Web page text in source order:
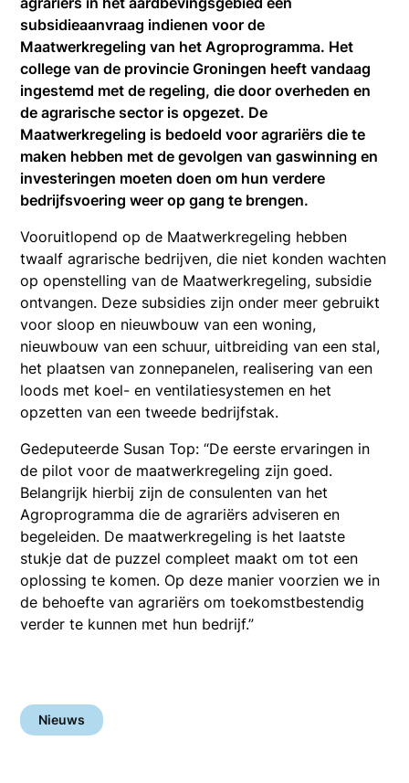
subsidieaanvraag indienen voor de
Maatwerkregeling van het Agroprogramma. Het
college van de provincie Groningen heeft vandaag
ingestemd met de regeling, die door overheden en
de agrarische sector is opgezet. De
Maatwerkregeling is bedoeld voor agrariërs die te
maken hebben met de gevolgen van gaswinning en
investeringen moeten doen om hun verdere
bedrijfsvoering weer op gang te brengen.
Vooruitlopend op de Maatwerkregeling hebben
twaalf agrarische bedrijven, die niet konden wachten
op openstelling van de Maatwerkregeling, subsidie
ontvangen. Deze subsidies zijn onder meer gebruikt
voor sloop en nieuwbouw van een woning,
nieuwbouw van een schuur, uitbreiding van een stal,
het plaatsen van zonnepanelen, realisering van een
loods met koel- en ventilatiesystemen en het
opzetten van een tweede bedrijfstak.
Gedeputeerde Susan Top: “De eerste ervaringen in
de pilot voor de maatwerkregeling zijn goed.
Belangrijk hierbij zijn de consulenten van het
Agroprogramma die de agrariërs adviseren en
begeleiden. De maatwerkregeling is het laatste
stukje dat de puzzel compleet maakt om tot een
oplossing te komen. Op deze manier voorzien we in
de behoefte van agrariërs om toekomstbestendig
verder te kunnen met hun bedrijf.”
Nieuws